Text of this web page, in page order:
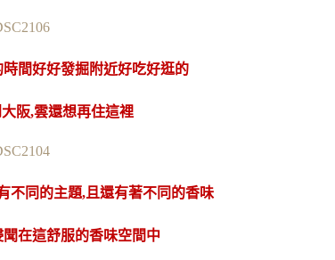
間好好發掘附近好吃好逛的
阪,雲還想再住這裡
不同的主題,且還有著不同的香味
在這舒服的香味空間中